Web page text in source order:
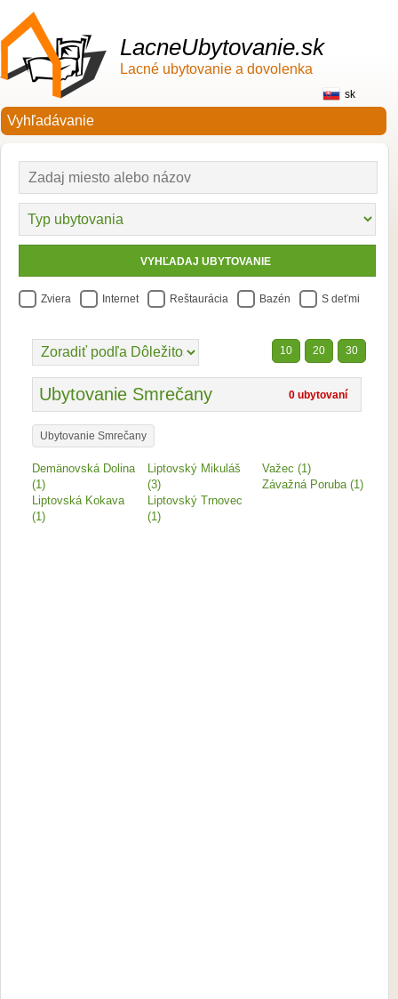
LacneUbytovanie.sk
Lacné ubytovanie a dovolenka
sk
Zviera Internet Reštaurácia Bazén S deťmi
10 20 30
0 ubytovaní
Ubytovanie Smrečany
Ubytovanie Smrečany
Demänovská Dolina
(1)
Liptovská Kokava
(1)
Liptovský Mikuláš
(3)
Liptovský Trnovec
(1)
Važec (1)
Závažná Poruba (1)